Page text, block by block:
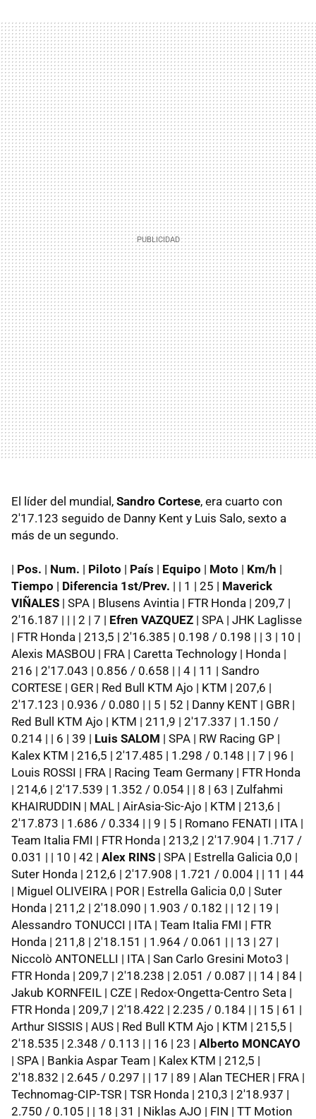
El líder del mundial, Sandro Cortese, era cuarto con
2'17.123 seguido de Danny Kent y Luis Salo, sexto a
más de un segundo.
| Pos. | Num. | Piloto | País | Equipo | Moto | Km/h |
Tiempo | Diferencia 1st/Prev. | | 1 | 25 | Maverick
VIÑALES | SPA | Blusens Avintia | FTR Honda | 209,7 |
2'16.187 | | | 2 | 7 | Efren VAZQUEZ | SPA | JHK Laglisse
| FTR Honda | 213,5 | 2'16.385 | 0.198 / 0.198 | | 3 | 10 |
Alexis MASBOU | FRA | Caretta Technology | Honda |
216 | 2'17.043 | 0.856 / 0.658 | | 4 | 11 | Sandro
CORTESE | GER | Red Bull KTM Ajo | KTM | 207,6 |
2'17.123 | 0.936 / 0.080 | | 5 | 52 | Danny KENT | GBR |
Red Bull KTM Ajo | KTM | 211,9 | 2'17.337 | 1.150 /
0.214 | | 6 | 39 | Luis SALOM | SPA | RW Racing GP |
Kalex KTM | 216,5 | 2'17.485 | 1.298 / 0.148 | | 7 | 96 |
Louis ROSSI | FRA | Racing Team Germany | FTR Honda
| 214,6 | 2'17.539 | 1.352 / 0.054 | | 8 | 63 | Zulfahmi
KHAIRUDDIN | MAL | AirAsia-Sic-Ajo | KTM | 213,6 |
2'17.873 | 1.686 / 0.334 | | 9 | 5 | Romano FENATI | ITA |
Team Italia FMI | FTR Honda | 213,2 | 2'17.904 | 1.717 /
0.031 | | 10 | 42 | Alex RINS | SPA | Estrella Galicia 0,0 |
Suter Honda | 212,6 | 2'17.908 | 1.721 / 0.004 | | 11 | 44
| Miguel OLIVEIRA | POR | Estrella Galicia 0,0 | Suter
Honda | 211,2 | 2'18.090 | 1.903 / 0.182 | | 12 | 19 |
Alessandro TONUCCI | ITA | Team Italia FMI | FTR
Honda | 211,8 | 2'18.151 | 1.964 / 0.061 | | 13 | 27 |
Niccolò ANTONELLI | ITA | San Carlo Gresini Moto3 |
FTR Honda | 209,7 | 2'18.238 | 2.051 / 0.087 | | 14 | 84 |
Jakub KORNFEIL | CZE | Redox-Ongetta-Centro Seta |
FTR Honda | 209,7 | 2'18.422 | 2.235 / 0.184 | | 15 | 61 |
Arthur SISSIS | AUS | Red Bull KTM Ajo | KTM | 215,5 |
2'18.535 | 2.348 / 0.113 | | 16 | 23 | Alberto MONCAYO
| SPA | Bankia Aspar Team | Kalex KTM | 212,5 |
2'18.832 | 2.645 / 0.297 | | 17 | 89 | Alan TECHER | FRA |
Technomag-CIP-TSR | TSR Honda | 210,3 | 2'18.937 |
2.750 / 0.105 | | 18 | 31 | Niklas AJO | FIN | TT Motion